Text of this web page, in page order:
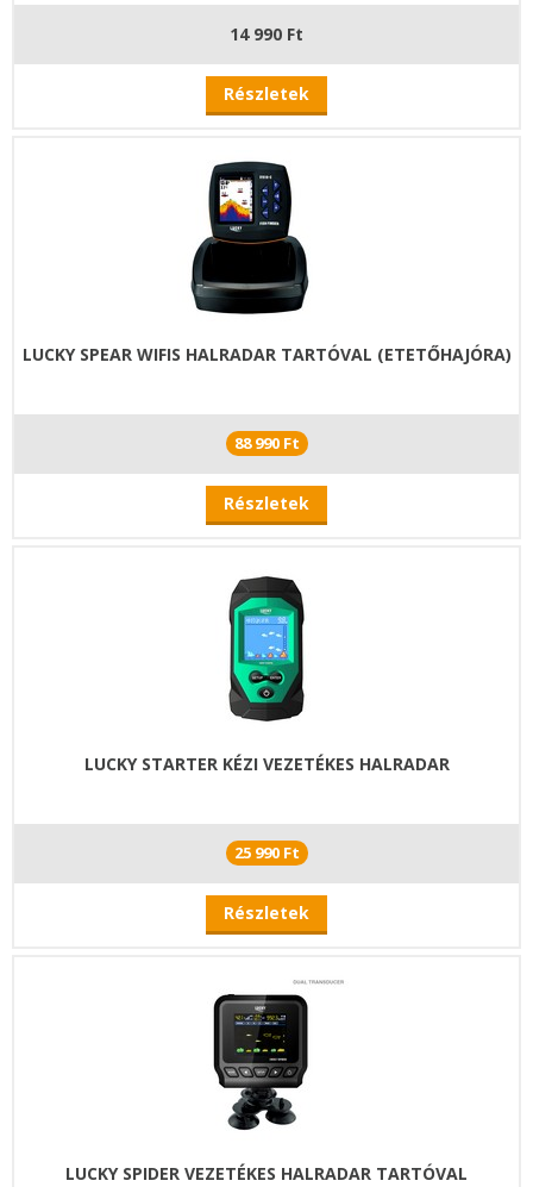
14 990 Ft
Részletek
LUCKY SPEAR WIFIS HALRADAR TARTÓVAL (ETETŐHAJÓRA)
88 990 Ft
Részletek
LUCKY STARTER KÉZI VEZETÉKES HALRADAR
25 990 Ft
Részletek
LUCKY SPIDER VEZETÉKES HALRADAR TARTÓVAL